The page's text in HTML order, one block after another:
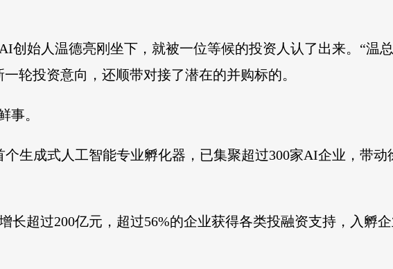
创始人温德亮刚坐下，就被一位等候的投资人认了出来。“温
轮投资意向，还顺带对接了潜在的并购标的。
事。
个生成式人工智能专业孵化器，已集聚超过300家AI企业，带动
长超过200亿元，超过56%的企业获得各类投融资支持，入孵